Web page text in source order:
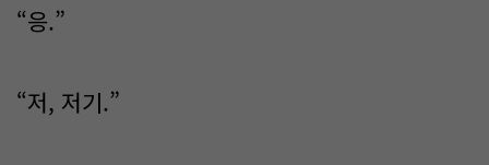
“응.”
“저, 저기.”